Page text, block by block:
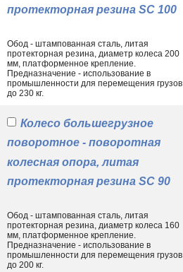
протекторная резина SC 100
Обод - штампованная сталь, литая
протекторная резина, диаметр колеса 200
мм, платформенное крепление.
Предназначение - использование в
промышленности для перемещения грузов
до 230 кг.
Колесо большегрузное
поворотное - поворотная
колесная опора, литая
протекторная резина SC 90
Обод - штампованная сталь, литая
протекторная резина, диаметр колеса 160
мм, платформенное крепление.
Предназначение - использование в
промышленности для перемещения грузов
до 200 кг.